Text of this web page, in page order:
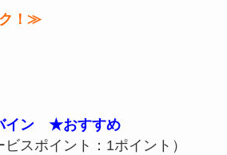
！≫
イン
★おすすめ
ビスポイント：1ポイント）